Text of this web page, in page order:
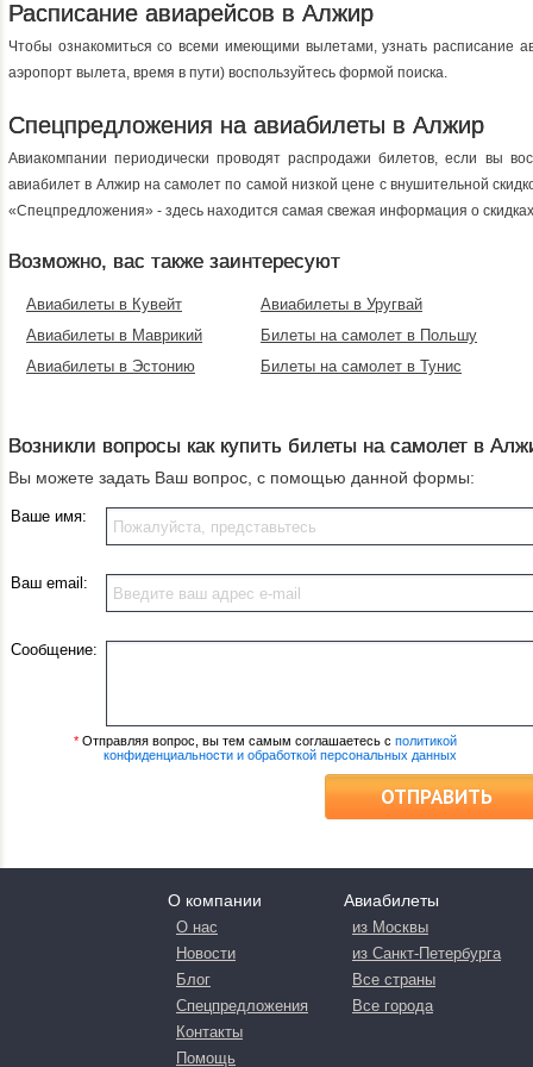
Расписание авиарейсов в Алжир
Чтобы ознакомиться со всеми имеющими вылетами, узнать расписание
аэропорт вылета, время в пути) воспользуйтесь формой поиска.
Спецпредложения на авиабилеты в Алжир
Авиакомпании периодически проводят распродажи билетов, если вы
авиабилет в Алжир на самолет по самой низкой цене с внушительной
«Спецпредложения» - здесь находится самая свежая информация о
Возможно, вас также заинтересуют
Авиабилеты в Кувейт
Авиабилеты в Маврикий
Авиабилеты в Эстонию
Авиабилеты в Уругвай
Билеты на самолет в Польшу
Билеты на самолет в Тунис
Возникли вопросы как купить билеты на самолет в
Вы можете задать Ваш вопрос, с помощью данной формы:
Ваше имя:
Ваш email:
Сообщение:
* Отправляя вопрос, вы тем самым соглашаетесь с политикой
конфиденциальности и обработкой персональных данных
ОТПРАВИТЬ
О компании
О нас
Новости
Блог
Спецпредложения
Контакты
Помощь
Авиабилеты
из Москвы
из Санкт-Петербурга
Все страны
Все города